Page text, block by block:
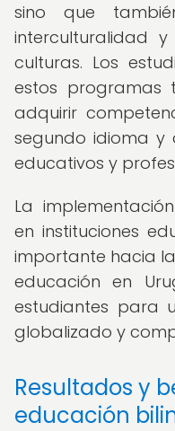
sino que
interculturalidad
culturas. Los
estos programas
adquirir
segundo idioma y
educativos y
La
en instituciones
importante hacia
educación en
estudiantes para
globalizado y
Resultados y
educación